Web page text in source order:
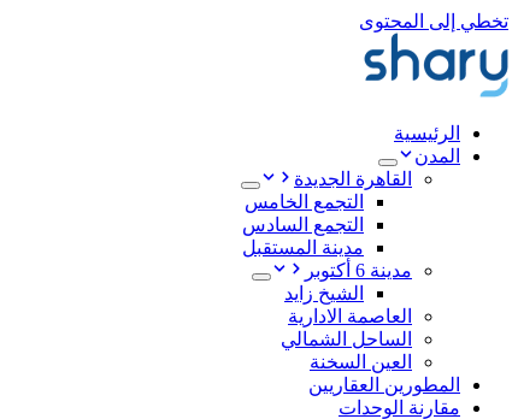
تخطي إلى المحتوى
الرئيسية
المدن
القاهرة الجديدة
التجمع الخامس
التجمع السادس
مدينة المستقبل
مدينة 6 أكتوبر
الشيخ زايد
العاصمة الادارية
الساحل الشمالي
العين السخنة
المطورين العقاريين
مقارنة الوحدات